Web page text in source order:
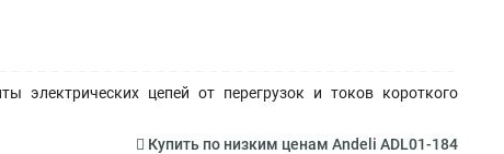
электрических цепей от перегрузок и токов короткого
Купить по низким ценам Andeli ADL01-184